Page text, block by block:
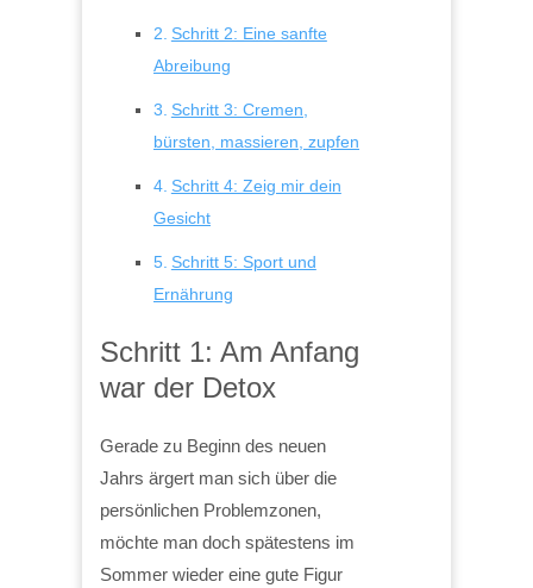
Schritt 2: Eine sanfte
Abreibung
Schritt 3: Cremen,
bürsten, massieren, zupfen
Schritt 4: Zeig mir dein
Gesicht
Schritt 5: Sport und
Ernährung
Schritt 1: Am Anfang
war der Detox
Gerade zu Beginn des neuen
Jahrs ärgert man sich über die
persönlichen Problemzonen,
möchte man doch spätestens im
Sommer wieder eine gute Figur